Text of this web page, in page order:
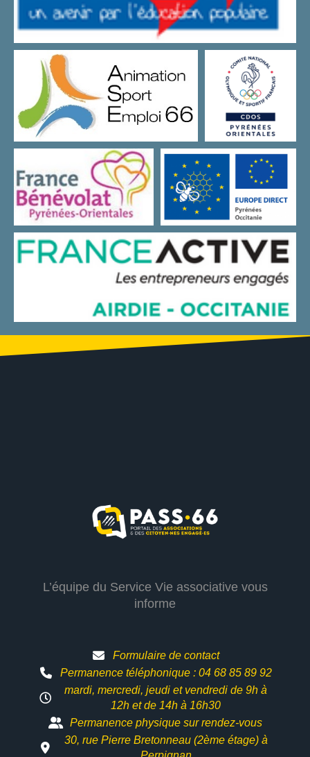
L’équipe du Service Vie associative vous
informe
Formulaire de contact
Permanence téléphonique : 04 68 85 89 92
mardi, mercredi, jeudi et vendredi de 9h à
12h etde 14h à 16h30
Permanence physique sur rendez-vous
30, rue Pierre Bretonneau (2ème étage) à